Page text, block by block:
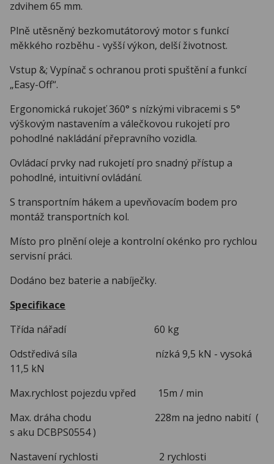
zdvihem 65 mm.
Plně utěsněný bezkomutátorový motor s funkcí
měkkého rozběhu - vyšší výkon, delší životnost.
Vstup &; Vypínač s ochranou proti spuštění a funkcí
„Easy-Off“.
Ergonomická rukojeť 360° s nízkými vibracemi s 5°
výškovým nastavením a válečkovou rukojetí pro
pohodlné nakládání přepravního vozidla.
Ovládací prvky nad rukojetí pro snadný přístup a
pohodlné, intuitivní ovládání.
S transportním hákem a upevňovacím bodem pro
montáž transportních kol.
Místo pro plnění oleje a kontrolní okénko pro rychlou
servisní práci.
Dodáno bez baterie a nabíječky.
Specifikace
Třída nářadí 60 kg
Odstředivá síla nízká 9,5 kN - vysoká
11,5 kN
Max.rychlost pojezdu vpřed 15m / min
Max. dráha chodu 228m na jedno nabití (
s aku DCBPS0554 )
Nastavení rychlosti 2 rychlosti